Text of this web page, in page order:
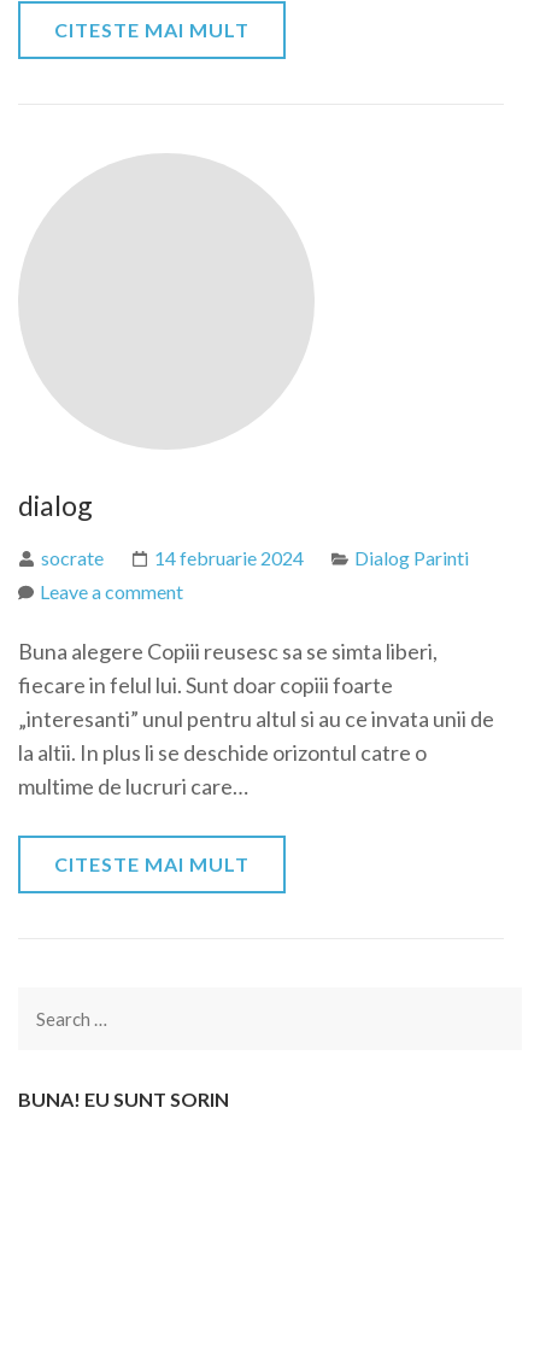
CITESTE MAI MULT
dialog
socrate 14 februarie 2024
Dialog Parinti
Leave a comment
Buna alegere Copiii reusesc sa se simta liberi,
fiecare in felul lui. Sunt doar copiii foarte
„interesanti” unul pentru altul si au ce invata unii de
la altii. In plus li se deschide orizontul catre o
multime de lucruri care…
CITESTE MAI MULT
Search
BUNA! EU SUNT SORIN